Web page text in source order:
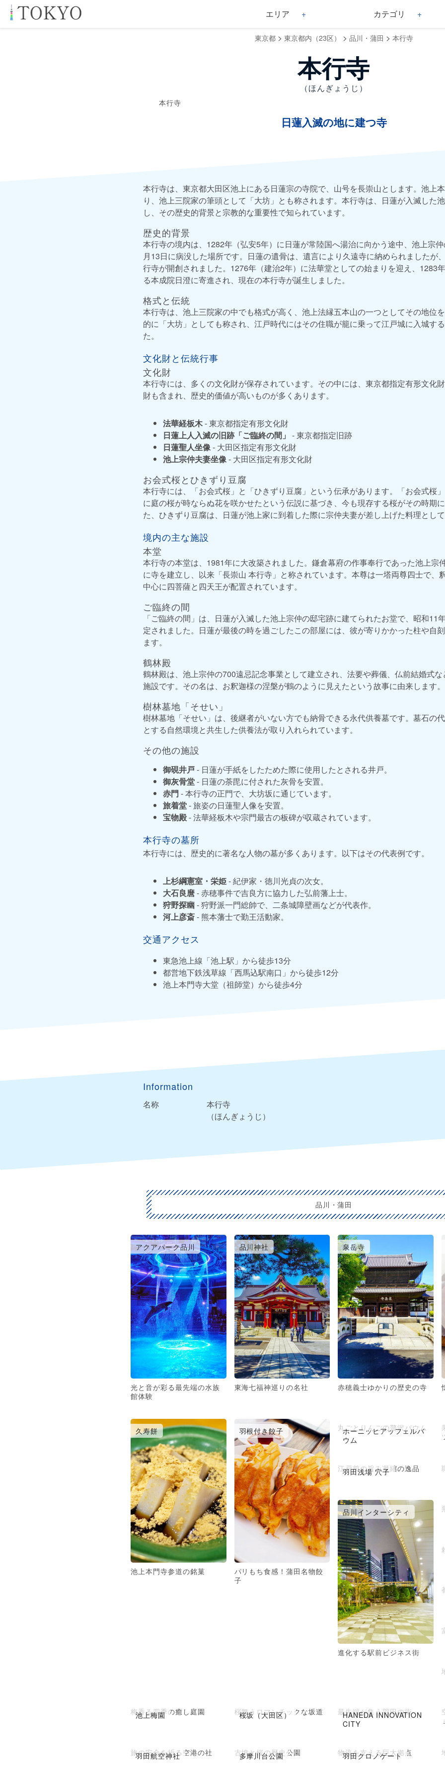
エリア カテゴリ
東京都> 東京都内（23区） > 品川・蒲田 > 本行寺
本行寺
（ほんぎょうじ）
本行寺
日蓮入滅の地に建つ寺
本行寺は、東京都大田区池上にある日蓮宗の寺院で、山号を長崇山とします。池上
り、池上三院家の筆頭として「大坊」とも称されます。本行寺は、日蓮が入滅した
し、その歴史的背景と宗教的な重要性で知られています。
歴史的背景
本行寺の境内は、1282年（弘安5年）に日蓮が常陸国へ湯治に向かう途中、池上宗
月13日に病没した場所です。日蓮の遺骨は、遺言により久遠寺に納められましたが
行寺が開創されました。1276年（建治2年）に法華堂としての始まりを迎え、1283
る本成院日澄に寄進され、現在の本行寺が誕生しました。
格式と伝統
本行寺は、池上三院家の中でも格式が高く、池上法縁五本山の一つとしてその地位
的に「大坊」としても称され、江戸時代にはその住職が籠に乗って江戸城に入城す
た。
文化財と伝統行事
文化財
本行寺には、多くの文化財が保存されています。その中には、東京都指定有形文化
財も含まれ、歴史的価値が高いものが多くあります。
法華経板木- 東京都指定有形文化財
日蓮上人入滅の旧跡「ご臨終の間」 - 東京都指定旧跡
日蓮聖人坐像- 大田区指定有形文化財
池上宗仲夫妻坐像- 大田区指定有形文化財
お会式桜とひきずり豆腐
本行寺には、「お会式桜」と「ひきずり豆腐」という伝承があります。「お会式桜
に庭の桜が時ならぬ花を咲かせたという伝説に基づき、今も現存する桜がその時期
た、ひきずり豆腐は、日蓮が池上家に到着した際に宗仲夫妻が差し上げた料理とし
境内の主な施設
本堂
本行寺の本堂は、1981年に大改築されました。鎌倉幕府の作事奉行であった池上宗
に寺を建立し、以来「長崇山 本行寺」と称されています。本尊は一塔両尊四士で、
中心に四菩薩と四天王が配置されています。
ご臨終の間
「ご臨終の間」は、日蓮が入滅した池上宗仲の邸宅跡に建てられたお堂で、昭和11
定されました。日蓮が最後の時を過ごしたこの部屋には、彼が寄りかかった柱や自
ます。
鶴林殿
鶴林殿は、池上宗仲の700遠忌記念事業として建立され、法要や葬儀、仏前結婚式
施設です。その名は、お釈迦様の涅槃が鶴のように見えたという故事に由来します。
樹林墓地「そせい」
樹林墓地「そせい」は、後継者がいない方でも納骨できる永代供養墓です。墓石の
とする自然環境と共生した供養法が取り入れられています。
その他の施設
御硯井戸- 日蓮が手紙をしたためた際に使用したとされる井戸。
御灰骨堂- 日蓮の荼毘に付された灰骨を安置。
赤門 - 本行寺の正門で、大坊坂に通じています。
旅着堂- 旅姿の日蓮聖人像を安置。
宝物殿- 法華経板木や宗門最古の板碑が収蔵されています。
本行寺の墓所
本行寺には、歴史的に著名な人物の墓が多くあります。以下はその代表例です。
上杉綱憲室・栄姫- 紀伊家・徳川光貞の次女。
大石良麿- 赤穂事件で吉良方に協力した弘前藩上士。
狩野探幽- 狩野派一門総帥で、二条城障壁画などが代表作。
河上彦斎- 熊本藩士で勤王活動家。
交通アクセス
東急池上線「池上駅」から徒歩13分
都営地下鉄浅草線「西馬込駅南口」から徒歩12分
池上本門寺大堂（祖師堂）から徒歩4分
Information
名称
本行寺
（ほんぎょうじ）
品川・蒲田
アクアパーク品川
光と音が彩る最先端の水族
館体験
品川神社
東海七福神巡りの名社
泉岳寺
赤穂義士ゆかりの歴史の寺
久寿餅
池上本門寺参道の銘菓
羽根付き餃子
パリもち食感！蒲田名物餃
子
ホーニッヒアッフェルバ
ウム
丸ごとりんごの贅沢バウム
羽田浅場 穴子
江戸前の旨み凝縮の逸品
品川インターシティ
進化する駅前ビジネス街
池上梅園
梅香る四季の癒し庭園 桜坂（大田区）
桜舞うロマンチックな坂道
HANEDA INNOVATION
CITY
最先端が集う羽田の街
羽田航空神社
旅の安全を祈る空港の社 多摩川台公園
古墳と桜の歴史公園 羽田クロノゲート
物流を支える巨大拠点